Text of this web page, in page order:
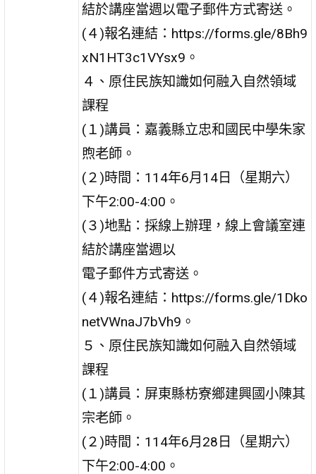
結於講座當週以電子郵件方式寄送。
(４)報名連結：https://forms.gle/8Bh9
xN1HT3c1VYsx9。
４、原住民族知識如何融入自然領域
課程
(１)講員：嘉義縣立忠和國民中學朱家
煦老師。
(２)時間：114年6月14日（星期六）
下午2:00-4:00。
(３)地點：採線上辦理，線上會議室連
結於講座當週以
電子郵件方式寄送。
(４)報名連結：https://forms.gle/1Dko
netVWnaJ7bVh9。
５、原住民族知識如何融入自然領域
課程
(１)講員：屏東縣枋寮鄉建興國小陳其
宗老師。
(２)時間：114年6月28日（星期六）
下午2:00-4:00。